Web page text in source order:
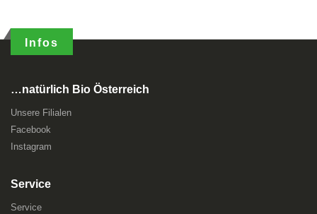
Infos
…natürlich Bio Österreich
Unsere Filialen
Facebook
Instagram
Service
Service